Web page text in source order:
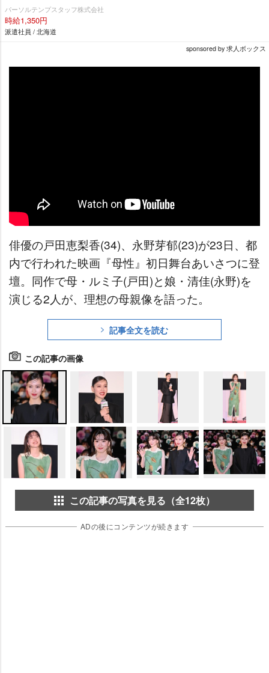
パーソルテンプスタッフ株式会社
時給1,350円
派遣社員 / 北海道
sponsored by 求人ボックス
俳優の戸田恵梨香(34)、永野芽郁(23)が23日、都
内で行われた映画『母性』初日舞台あいさつに登
壇。同作で母・ルミ子(戸田)と娘・清佳(永野)を
演じる2人が、理想の母親像を語った。
記事全文を読む
この記事の画像
この記事の写真を見る（全12枚）
ADの後にコンテンツが続きます